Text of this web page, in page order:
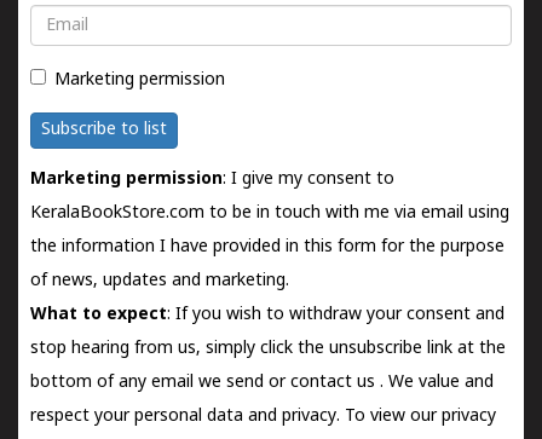
Email
Marketing permission
Subscribe to list
Marketing permission: I give my consent to
KeralaBookStore.com to be in touch with me via email using
the information I have provided in this form for the purpose
of news, updates and marketing.
What to expect: If you wish to withdraw your consent and
stop hearing from us, simply click the unsubscribe link at the
bottom of any email we send orcontact us . We value and
respect your personal data and privacy. To view our privacy